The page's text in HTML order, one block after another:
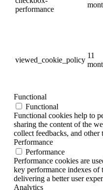
performance
viewed_cookie_policy
11
Functional
Functional
Functional cookies help to
sharing the content of the
collect feedbacks, and other
Performance
Performance
Performance cookies are
key performance indexes of
delivering a better user
Analytics